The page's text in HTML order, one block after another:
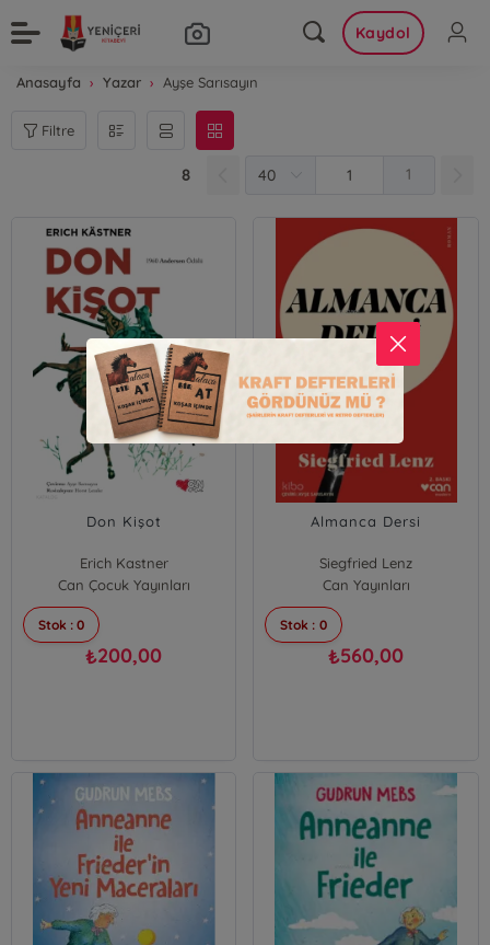
Kaydol
Anasayfa Yazar Ayşe Sarısayın
Filtre
8 1
Don Kişot
Erich Kastner
Can Çocuk Yayınları
Stok : 0
₺200,00
Almanca Dersi
Siegfried Lenz
Can Yayınları
Stok : 0
₺560,00